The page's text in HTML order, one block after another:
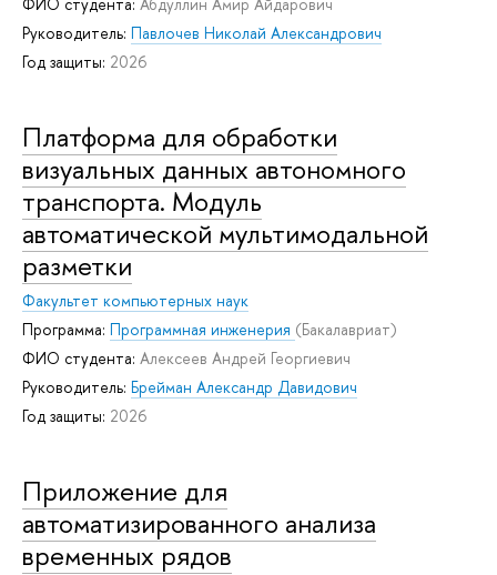
Руководитель: Павлочев Николай Александрович
Год защиты: 2026
Платформа для обработки
визуальных данных автономного
транспорта. Модуль
автоматической мультимодальной
разметки
Факультет компьютерных наук
Программа: Программная инженерия (Бакалавриат)
ФИО студента: Алексеев Андрей Георгиевич
Руководитель: Брейман Александр Давидович
Год защиты: 2026
Приложение для
автоматизированного анализа
временных рядов